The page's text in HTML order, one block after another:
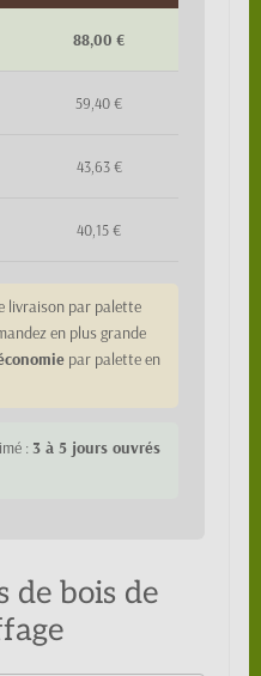
88,00 €
59,40 €
43,63 €
40,15 €
livraison par palette
en plus grande
par palette en
: 3 à 5 jours ouvrés
de bois de